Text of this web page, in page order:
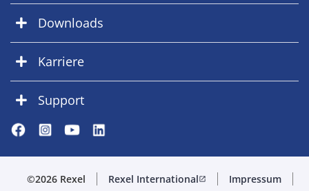
Downloads
Karriere
Support
©2026 Rexel Rexel Internationalopen_in_new Impressum